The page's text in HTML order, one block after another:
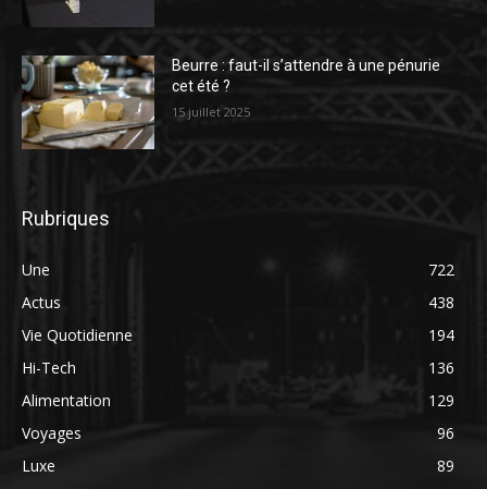
Beurre : faut-il s’attendre à une pénurie
cet été ?
15 juillet 2025
Rubriques
Une
722
Actus
438
Vie Quotidienne
194
Hi-Tech
136
Alimentation
129
Voyages
96
Luxe
89